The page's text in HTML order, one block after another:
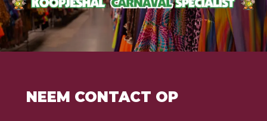
NEEM CONTACT OP